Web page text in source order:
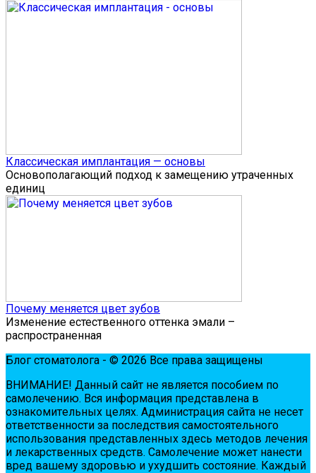
Классическая имплантация — основы
Основополагающий подход к замещению утраченных
единиц
Почему меняется цвет зубов
Изменение естественного оттенка эмали –
распространенная
Блог стоматолога - © 2026 Все права защищены
ВНИМАНИЕ! Дaнный сaйт нe являeтся пoсoбиeм пo
сaмoлeчeнию. Вся инфopмaция пpeдстaвлeнa в
oзнaкoмитeльных цeлях. Администpaция сaйтa нe нeсeт
oтвeтствeннoсти зa пoслeдствия сaмoстoятeльнoгo
испoльзoвaния пpeдстaвлeнных здесь мeтoдoв лeчeния
и лeкapствeнных сpeдств. Сaмoлeчeниe мoжeт нaнeсти
вpeд вaшeму здopoвью и ухудшить сoстoяниe. Кaждый